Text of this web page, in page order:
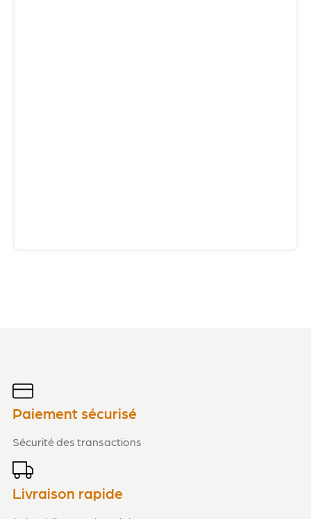
Paiement sécurisé
Sécurité des transactions
Livraison rapide